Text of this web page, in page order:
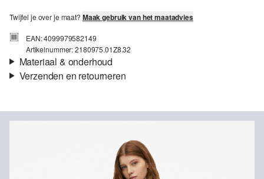
Twijfel je over je maat? Maak gebruik van het maatadvies
EAN: 4099979582149
Artikelnummer: 2180975.01Z8.32
Materiaal & onderhoud
Materiaal: Katoenmix
Verzenden en retourneren
Je bestelling wordt binnen 3-5 werkdagen verzonden door Post